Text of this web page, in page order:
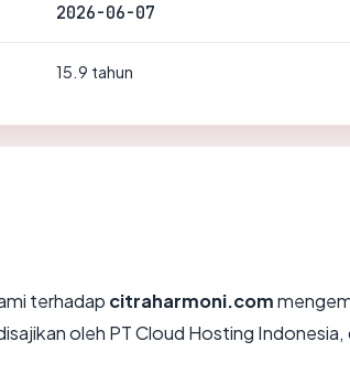
2026-06-07
15.9 tahun
terhadap citraharmoni.com
oleh PT Cloud Hosting